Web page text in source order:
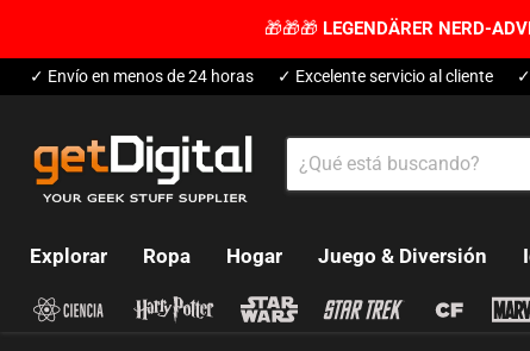
🎁🎁🎁 LEGENDÄRER NERD-
✓ Envío en menos de 24 horas ✓ Excelente servicio al cliente
Explorar Ropa Hogar Juego & Diversión